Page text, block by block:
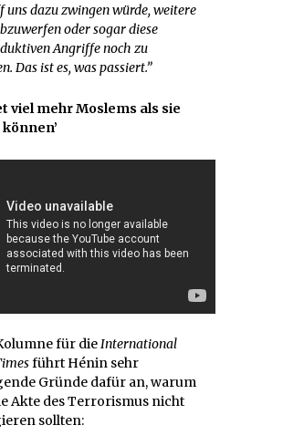
uns dazu zwingen würde, weitere
oder sogar diese
Angriffe noch zu
Das ist es, was passiert.”
viel mehr Moslems als sie
für dieInternational
führt Hénin sehr
Gründe dafür an, warum
Akte des Terrorismus nicht
sollten: